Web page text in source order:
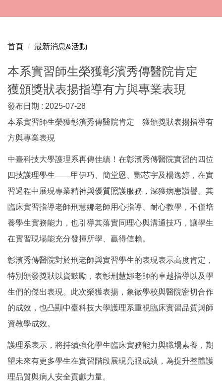
到
要
容
首頁 最新消息&活動
本系實習師生榮獲彰濱秀傳醫院肯定
獲頒獎狀表揚指導有方與專業表現
發布日期 : 2025-07-28
本系實習師生榮獲彰濱秀傳醫院肯定 獲頒獎狀表揚指導有
方與專業表現
中臺科技大學護理系再傳佳績！在彰濱秀傳醫院實習的四位
四技護理學生——甲伊巧、簡堂恩、酆芯宇及楊逸婷，在實
習過程中展現專業精神與優質照護服務，深獲病患讚譽。其
臨床實習指導老師刑慧娜老師用心指導、耐心教學，不僅培
養學生實務能力，也引導其落實同理心與溝通技巧，讓學生
在實習現場能充分發揮所學、贏得信賴。
彰濱秀傳醫院對於刑老師與實習學生的表現表示高度肯定，
特別頒發獎狀以資鼓勵，表彰刑慧娜老師的卓越指導以及學
生們的傑出表現。此次榮獲表揚，象徵學校與醫院密切合作
的成效，也凸顯中臺科技大學護理系重視臨床實習品質與師
資教學成效。
護理系表示，將持續強化學生臨床實務能力與職場素養，期
望未來有更多學生在實習階段展現亮眼成績，為提升整體護
理品質與病人安全貢獻力量。